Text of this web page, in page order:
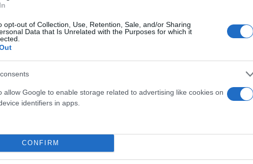
opt-out of Collection, Use, Retention, Sale, and/or Sharing
Data that Is Unrelated with the Purposes for which it
allow Google to enable storage related to advertising like cookies on
identifiers in apps.
CONFIRM
μετά από φωτιά σε σπίτι - Δίπλα του βρέθηκε
να επιπλέει στα νερά της Διώρυγας της Κορίνθου
πρόστιμο των 300 ευρώ στους μουσικούς του δρόμου